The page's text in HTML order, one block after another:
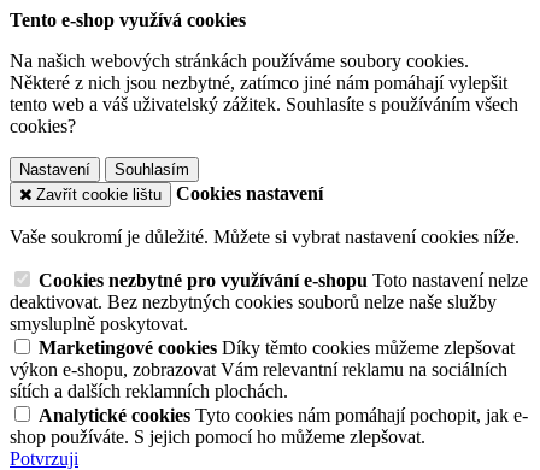
Tento e-shop využívá cookies
Na našich webových stránkách používáme soubory cookies.
Některé z nich jsou nezbytné, zatímco jiné nám pomáhají vylepšit
tento web a váš uživatelský zážitek. Souhlasíte s používáním všech
cookies?
Nastavení
Souhlasím
Zavřít cookie lištu
Cookies nastavení
Vaše soukromí je důležité. Můžete si vybrat nastavení cookies níže.
Cookies nezbytné pro využívání e-shopu Toto nastavení nelze
deaktivovat. Bez nezbytných cookies souborů nelze naše služby
smysluplně poskytovat.
Marketingové cookies Díky těmto cookies můžeme zlepšovat
výkon e-shopu, zobrazovat Vám relevantní reklamu na sociálních
sítích a dalších reklamních plochách.
Analytické cookies Tyto cookies nám pomáhají pochopit, jak e-
shop používáte. S jejich pomocí ho můžeme zlepšovat.
Potvrzuji